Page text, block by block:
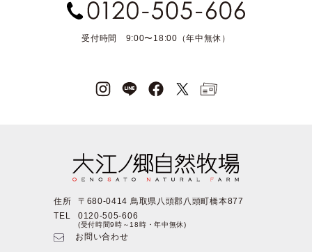
受付時間 9:00〜18:00（年中無休）
住所
〒680-0414 鳥取県八頭郡八頭町橋本877
TEL
0120-505-606
(受付時間9時～18時・年中無休)
お問い合わせ